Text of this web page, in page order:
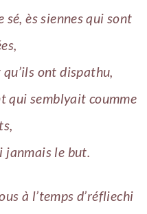
sé, ès siennes qui sont
qu’ils ont dispathu,
qui semblyait coumme
janmais le but.
à l’temps d’réfliechi